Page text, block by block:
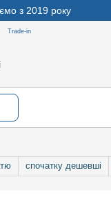
з 2019 року
Trade-in
спочатку дешевші